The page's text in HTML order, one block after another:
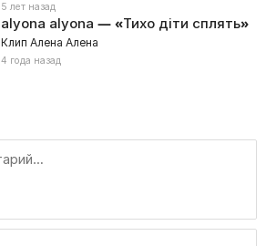
5 лет назад
alyona alyona — «Тихо діти сплять»
Клип Алена Алена
4 года назад